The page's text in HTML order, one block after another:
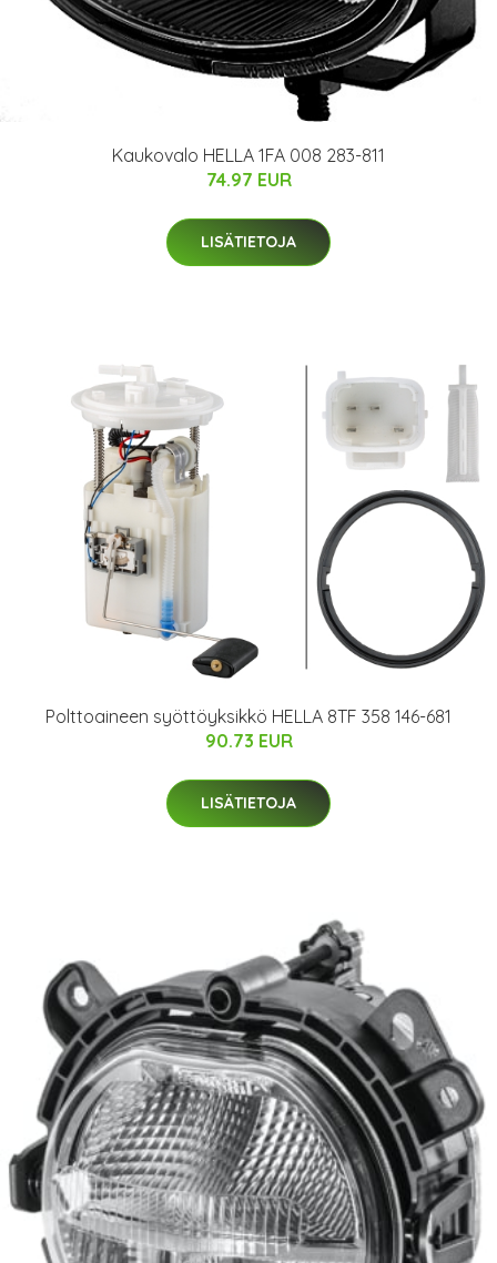
Kaukovalo HELLA 1FA 008 283-811
74.97 EUR
LISÄTIETOJA
Polttoaineen syöttöyksikkö HELLA 8TF 358 146-681
90.73 EUR
LISÄTIETOJA